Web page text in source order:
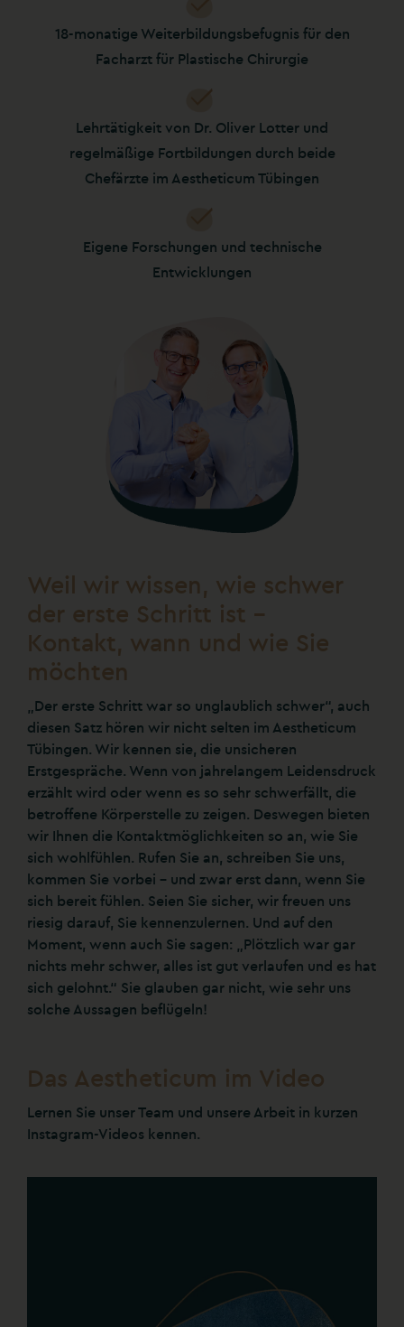
18-monatige Weiterbildungsbefugnis für den
Facharzt für Plastische Chirurgie
Lehrtätigkeit von Dr. Oliver Lotter und
regelmäßige Fortbildungen durch beide
Chefärzte im Aestheticum Tübingen
Eigene Forschungen und technische
Entwicklungen
Weil wir wissen, wie schwer
der erste Schritt ist –
Kontakt, wann und wie Sie
möchten
„Der erste Schritt war so unglaublich schwer“, auch
diesen Satz hören wir nicht selten im Aestheticum
Tübingen. Wir kennen sie, die unsicheren
Erstgespräche. Wenn von jahrelangem Leidensdruck
erzählt wird oder wenn es so sehr schwerfällt, die
betroffene Körperstelle zu zeigen. Deswegen bieten
wir Ihnen die Kontaktmöglichkeiten so an, wie Sie
sich wohlfühlen. Rufen Sie an, schreiben Sie uns,
kommen Sie vorbei – und zwar erst dann, wenn Sie
sich bereit fühlen. Seien Sie sicher, wir freuen uns
riesig darauf, Sie kennenzulernen. Und auf den
Moment, wenn auch Sie sagen: „Plötzlich war gar
nichts mehr schwer, alles ist gut verlaufen und es hat
sich gelohnt.“ Sie glauben gar nicht, wie sehr uns
solche Aussagen beflügeln!
Das Aestheticum im Video
Lernen Sie unser Team und unsere Arbeit in kurzen
Instagram-Videos kennen.